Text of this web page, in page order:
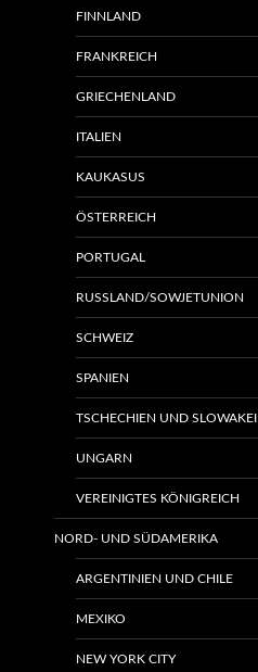
FINNLAND
FRANKREICH
GRIECHENLAND
ITALIEN
KAUKASUS
ÖSTERREICH
PORTUGAL
RUSSLAND/SOWJETUNION
SCHWEIZ
SPANIEN
TSCHECHIEN UND SLOWAKEI
UNGARN
VEREINIGTES KÖNIGREICH
NORD- UND SÜDAMERIKA
ARGENTINIEN UND CHILE
MEXIKO
NEW YORK CITY